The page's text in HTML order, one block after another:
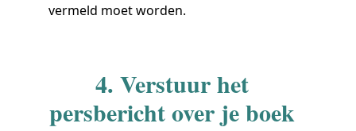
vermeld moet worden.
4. Verstuur het
persbericht over je boek